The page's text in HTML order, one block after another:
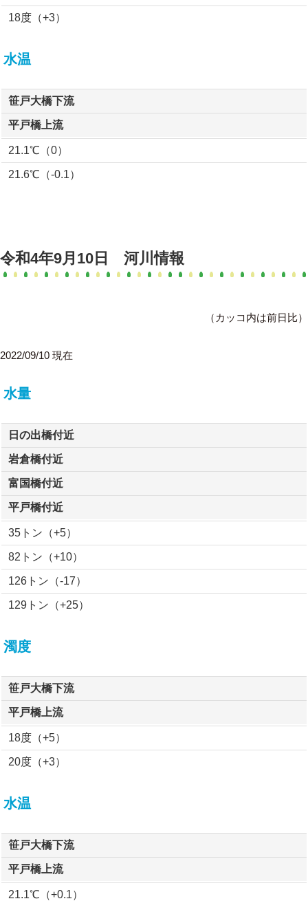
18度（+3）
水温
笹戸大橋下流
平戸橋上流
21.1℃（0）
21.6℃（-0.1）
令和4年9月10日 河川情報
（カッコ内は前日比）
2022/09/10 現在
水量
日の出橋付近
岩倉橋付近
富国橋付近
平戸橋付近
35トン（+5）
82トン（+10）
126トン（-17）
129トン（+25）
濁度
笹戸大橋下流
平戸橋上流
18度（+5）
20度（+3）
水温
笹戸大橋下流
平戸橋上流
21.1℃（+0.1）